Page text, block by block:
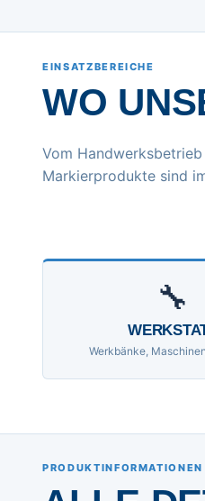
EINSATZBEREICHE
WO
Vom
Markierprodukte sind
🔧
Werkbänke,
PRODUKTINFORMATIONEN